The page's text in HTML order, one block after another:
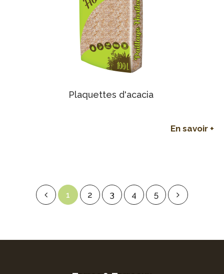
Plaquettes d'acacia
En savoir +
1 2 3 4 5